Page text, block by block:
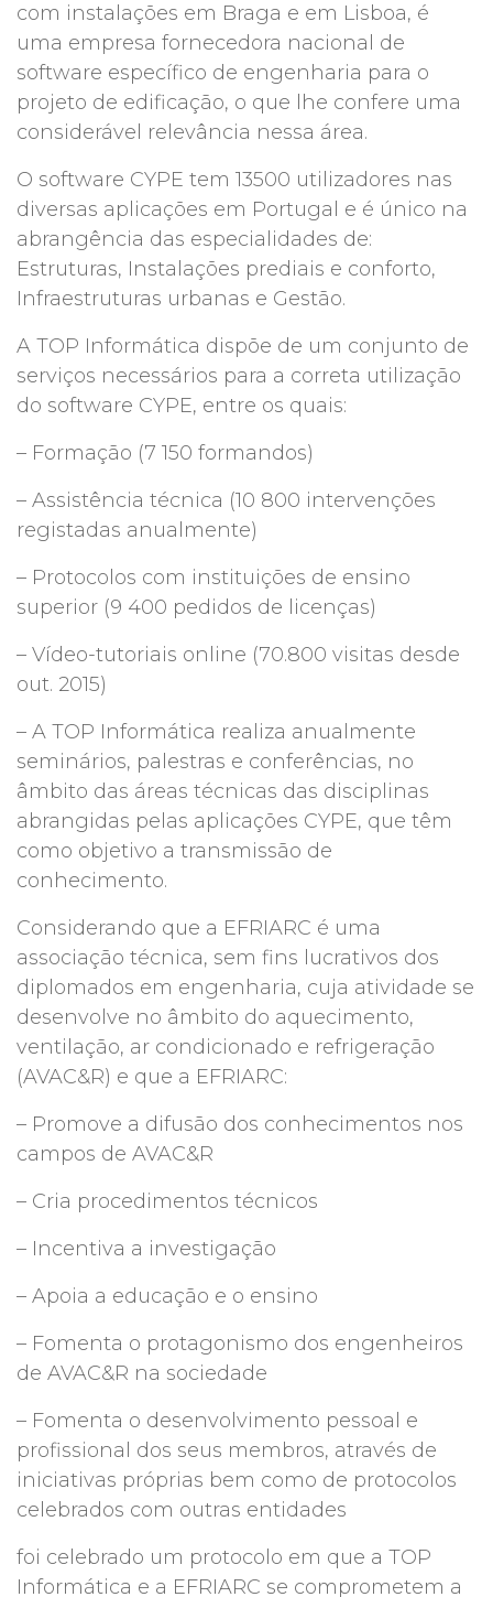
com instalações em Braga e em Lisboa, é
uma empresa fornecedora nacional de
software específico de engenharia para o
projeto de edificação, o que lhe confere uma
considerável relevância nessa área.
O software CYPE tem 13500 utilizadores nas
diversas aplicações em Portugal e é único na
abrangência das especialidades de:
Estruturas, Instalações prediais e conforto,
Infraestruturas urbanas e Gestão.
A TOP Informática dispõe de um conjunto de
serviços necessários para a correta utilização
do software CYPE, entre os quais:
– Formação (7 150 formandos)
– Assistência técnica (10 800 intervenções
registadas anualmente)
– Protocolos com instituições de ensino
superior (9 400 pedidos de licenças)
– Vídeo-tutoriais online (70.800 visitas desde
out. 2015)
– A TOP Informática realiza anualmente
seminários, palestras e conferências, no
âmbito das áreas técnicas das disciplinas
abrangidas pelas aplicações CYPE, que têm
como objetivo a transmissão de
conhecimento.
Considerando que a EFRIARC é uma
associação técnica, sem fins lucrativos dos
diplomados em engenharia, cuja atividade se
desenvolve no âmbito do aquecimento,
ventilação, ar condicionado e refrigeração
(AVAC&R) e que a EFRIARC:
– Promove a difusão dos conhecimentos nos
campos de AVAC&R
– Cria procedimentos técnicos
– Incentiva a investigação
– Apoia a educação e o ensino
– Fomenta o protagonismo dos engenheiros
de AVAC&R na sociedade
– Fomenta o desenvolvimento pessoal e
profissional dos seus membros, através de
iniciativas próprias bem como de protocolos
celebrados com outras entidades
foi celebrado um protocolo em que a TOP
Informática e a EFRIARC se comprometem a